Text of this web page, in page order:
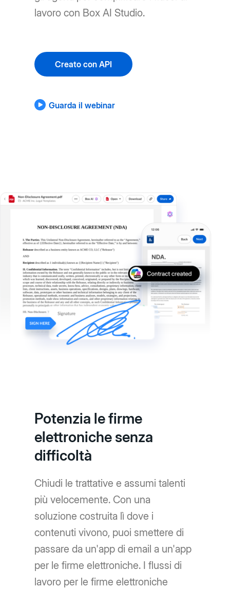
lavoro con Box AI Studio.
Creato con API
Guarda il webinar
Potenzia le firme
elettroniche senza
difficoltà
Chiudi le trattative e assumi talenti
più velocemente. Con una
soluzione costruita lì dove i
contenuti vivono, puoi smettere di
passare da un'app di email a un'app
per le firme elettroniche. I flussi di
lavoro per le firme elettroniche